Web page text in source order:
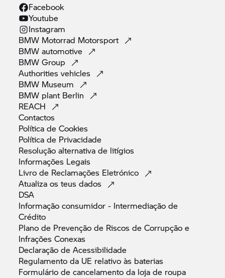
Facebook
Youtube
Instagram
BMW Motorrad Motorsport
BMWautomotive
BMWGroup
Authoritiesvehicles
BMW Museum
BMW plant Berlin
REACH
Contactos
Política deCookies
Política de Privacidade
Resolução alternativa de litígios
Informações Legais
Livro de Reclamações Eletrónico
Atualiza os teusdados
DSA
Informação consumidor - Intermediação de
Crédito
Plano de Prevenção de Riscos de Corrupção e
InfraçõesConexas
Declaração deAcessibilidade
Regulamento da UE relativo às baterias
Formulário de cancelamento da loja de roupa